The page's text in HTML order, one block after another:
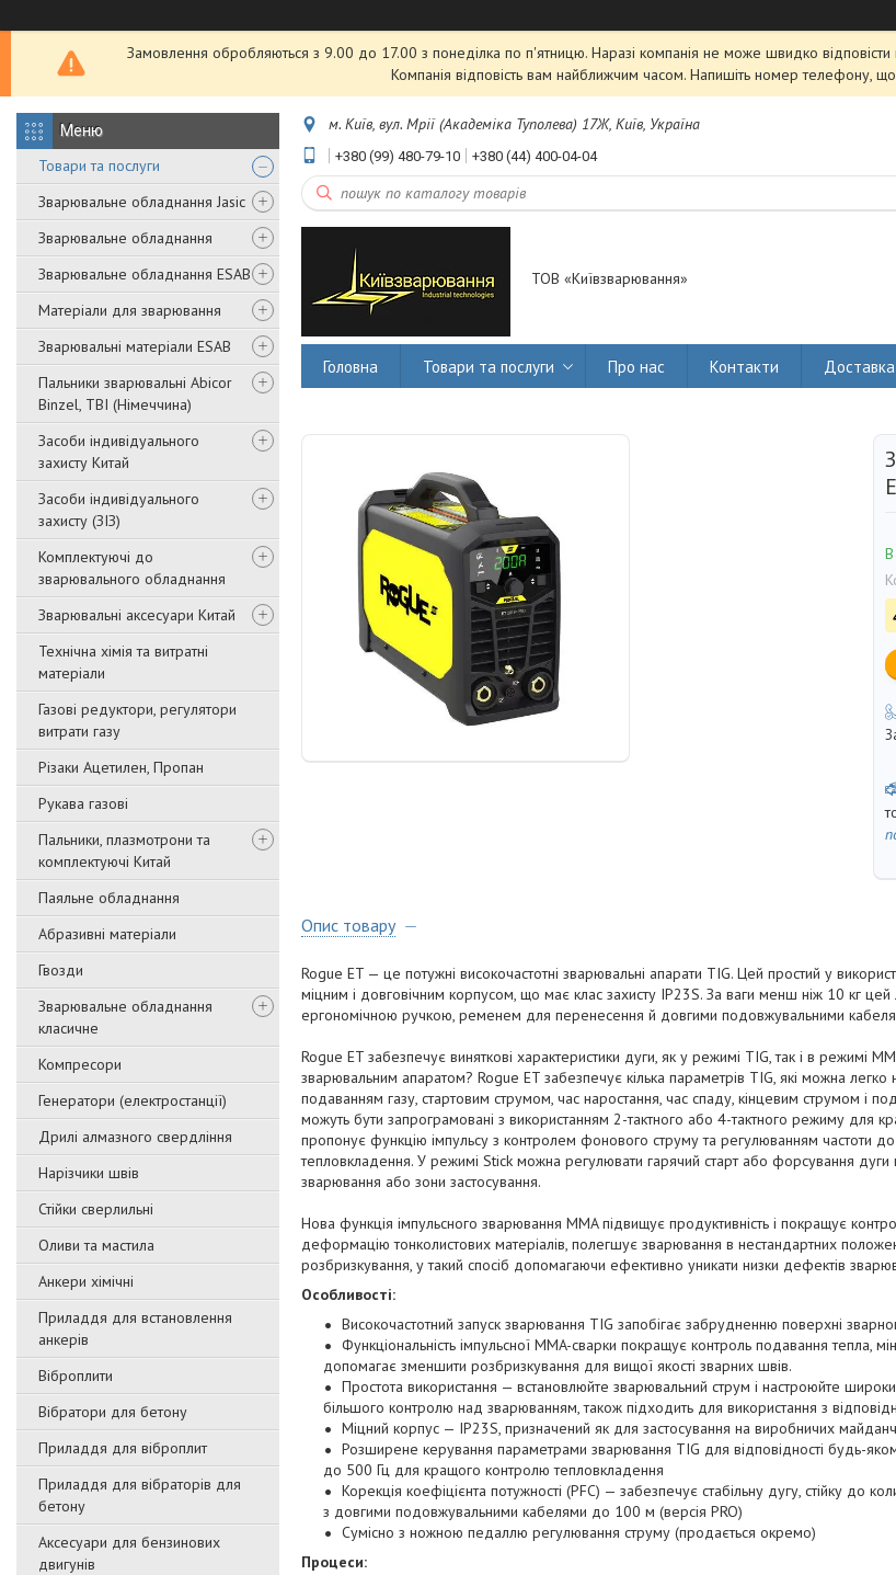
Замовлення обробляються з 9.00 до 17.00 з понеділка по п'ятницю. Наразі компанія не може швидко
Компанія відповість вам найближчим часом. Напишіть номер телефону,
Товари та послуги
Зварювальне обладнання Jasic
Зварювальне обладнання
Зварювальне обладнання ESAB
Матеріали для зварювання
Зварювальні матеріали ESAB
Пальники зварювальні Abicor
Binzel, TBI (Німеччина)
Засоби індивідуального
захисту Китай
Засоби індивідуального
захисту (ЗІЗ)
Комплектуючі до
зварювального обладнання
Зварювальні аксесуари Китай
Технічна хімія та витратні
матеріали
Газові редуктори, регулятори
витрати газу
Різаки Ацетилен, Пропан
Рукава газові
Пальники, плазмотрони та
комплектуючі Китай
Паяльне обладнання
Абразивні матеріали
Гвозди
Зварювальне обладнання
класичне
Компресори
Генератори (електростанції)
Дрилі алмазного свердління
Нарізчики швів
Стійки сверлильні
Оливи та мастила
Анкери хімічні
Приладдя для встановлення
анкерів
Віброплити
Вібратори для бетону
Приладдя для віброплит
Приладдя для вібраторів для
бетону
Аксесуари для бензинових
двигунів
м. Київ, вул. Мрії (Академіка Туполева) 17Ж, Київ, Україна
+380 (99) 480-79-10 +380 (44) 400-04-04
ТОВ «Київзварювання»
Головна Товари та послуги Про нас Контакти
В
Опис товару
Rogue ET — це потужні високочастотні зварювальні апарати TIG. Цей простий у
міцним і довговічним корпусом, що має клас захисту IP23S. За ваги менш ніж 10 кг
ергономічною ручкою, ременем для перенесення й довгими подовжувальними
Rogue ET забезпечує виняткові характеристики дуги, як у режимі TIG, так і в режимі
зварювальним апаратом? Rogue ET забезпечує кілька параметрів TIG, які можна
подаванням газу, стартовим струмом, час наростання, час спаду, кінцевим струмом і
можуть бути запрограмовані з використанням 2-тактного або 4-тактного режиму для
пропонує функцію імпульсу з контролем фонового струму та регулюванням частоти
тепловкладення. У режимі Stick можна регулювати гарячий старт або форсування дуги
зварювання або зони застосування.
Нова функція імпульсного зварювання MMA підвищує продуктивність і покращує
деформацію тонколистових матеріалів, полегшує зварювання в нестандартних
розбризкування, у такий спосіб допомагаючи ефективно уникати низки дефектів
Особливості:
Високочастотний запуск зварювання TIG запобігає забрудненню поверхні
Функціональність імпульсної MMA-сварки покращує контроль подавання тепла,
допомагає зменшити розбризкування для вищої якості зварних швів.
Простота використання — встановлюйте зварювальний струм і настроюйте
більшого контролю над зварюванням, також підходить для використання з
Міцний корпус — IP23S, призначений як для застосування на виробничих
Розширене керування параметрами зварювання TIG для відповідності будь-
до 500 Гц для кращого контролю тепловкладення
Корекція коефіцієнта потужності (PFC) — забезпечує стабільну дугу, стійку до
з довгими подовжувальними кабелями до 100 м (версія PRO)
Сумісно з ножною педаллю регулювання струму (продається окремо)
Процеси: